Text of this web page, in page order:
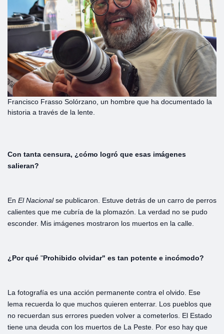
Francisco Frasso Solórzano, un hombre que ha documentado la
historia a través de la lente.
Con tanta censura, ¿cómo logró que esas imágenes
salieran?
En El Nacionalse publicaron. Estuve detrás de un carro de perros
calientes que me cubría de la plomazón. La verdad no se pudo
esconder. Mis imágenes mostraron los muertos en la calle.
¿Por qué "Prohibido olvidar" es tan potente e incómodo?
La fotografía es una acción permanente contra el olvido. Ese
lema recuerda lo que muchos quieren enterrar. Los pueblos que
no recuerdan sus errores pueden volver a cometerlos. El Estado
tiene una deuda con los muertos de La Peste. Por eso hay que